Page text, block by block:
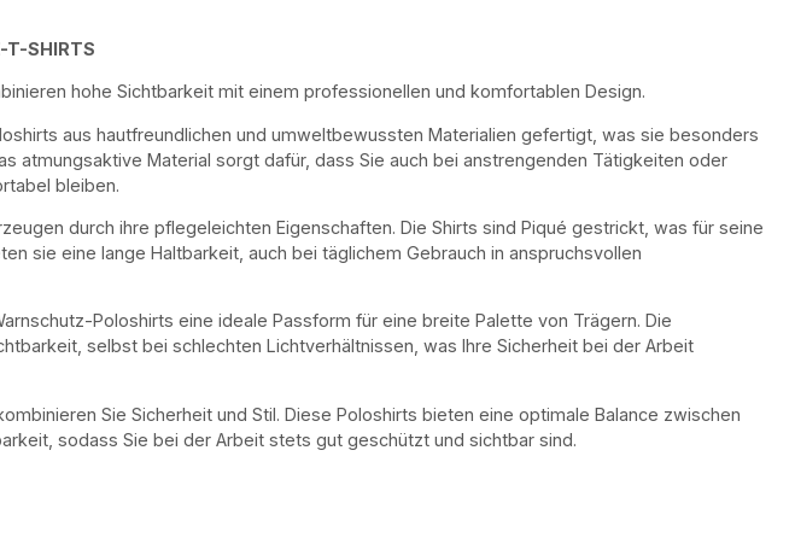
T-SHIRTS
hohe Sichtbarkeit mit einem professionellen und komfortablen Design.
aus hautfreundlichen und umweltbewussten Materialien gefertigt, was sie besonders
atmungsaktive Material sorgt dafür, dass Sie auch bei anstrengenden Tätigkeiten oder
bleiben.
durch ihre pflegeleichten Eigenschaften. Die Shirts sind Piqué gestrickt, was für seine
sie eine lange Haltbarkeit, auch bei täglichem Gebrauch in anspruchsvollen
Poloshirts eine ideale Passform für eine breite Palette von Trägern. Die
selbst bei schlechten Lichtverhältnissen, was Ihre Sicherheit bei der Arbeit
Sie Sicherheit und Stil. Diese Poloshirts bieten eine optimale Balance zwischen
sodass Sie bei der Arbeit stets gut geschützt und sichtbar sind.